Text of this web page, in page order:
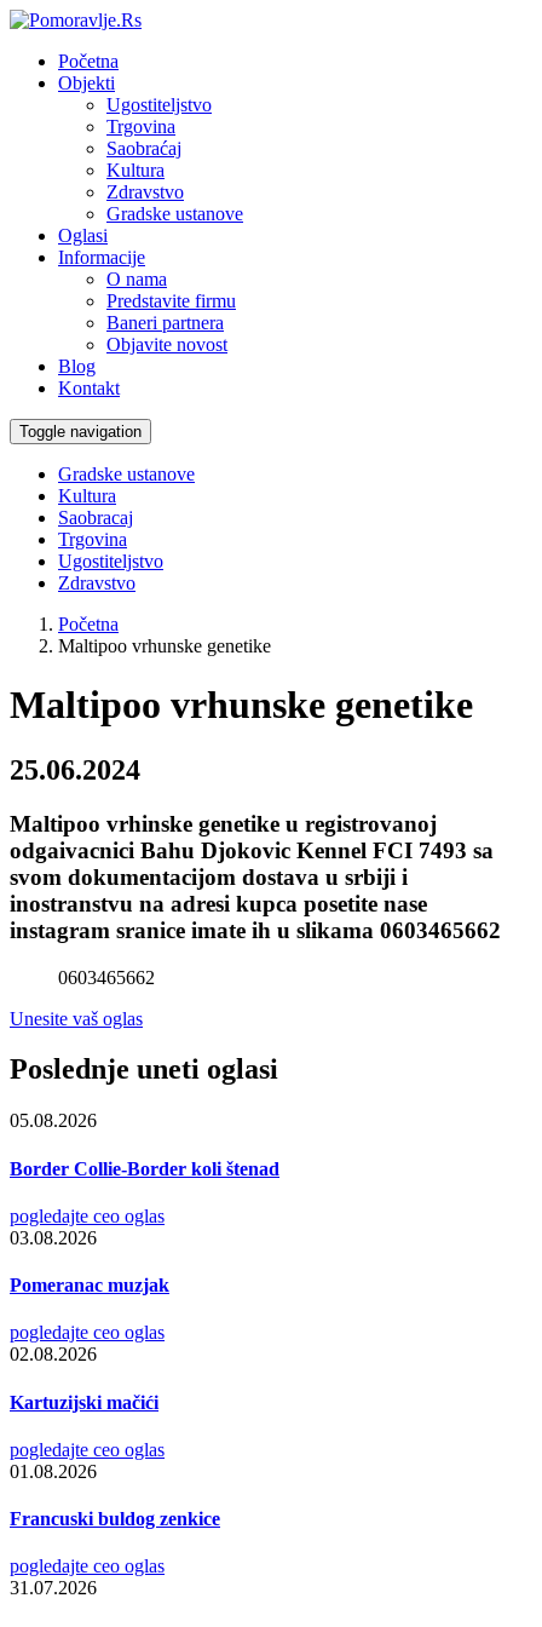
Početna
Objekti
Ugostiteljstvo
Trgovina
Saobraćaj
Kultura
Zdravstvo
Gradske ustanove
Oglasi
Informacije
O nama
Predstavite firmu
Baneri partnera
Objavite novost
Blog
Kontakt
Toggle navigation
Gradske ustanove
Kultura
Saobracaj
Trgovina
Ugostiteljstvo
Zdravstvo
Početna
Maltipoo vrhunske genetike
Maltipoo vrhunske genetike
25.06.2024
Maltipoo vrhinske genetike u registrovanoj
odgaivacnici Bahu Djokovic Kennel FCI 7493 sa
svom dokumentacijom dostava u srbiji i
inostranstvu na adresi kupca posetite nase
instagram sranice imate ih u slikama 0603465662
0603465662
Unesite vaš oglas
Poslednje uneti oglasi
05.08.2026
Border Collie-Border koli štenad
pogledajte ceo oglas
03.08.2026
Pomeranac muzjak
pogledajte ceo oglas
02.08.2026
Kartuzijski mačići
pogledajte ceo oglas
01.08.2026
Francuski buldog zenkice
pogledajte ceo oglas
31.07.2026